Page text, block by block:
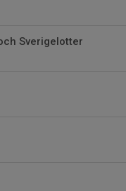
Sverigelotter